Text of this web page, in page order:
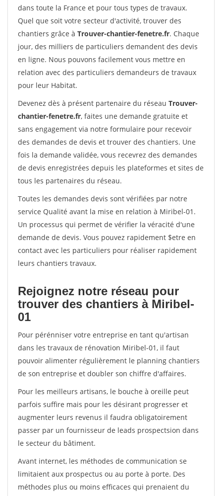
dans toute la France et pour tous types de travaux.
Quel que soit votre secteur d'activité, trouver des
chantiers grâce à Trouver-chantier-fenetre.fr. Chaque
jour, des milliers de particuliers demandent des devis
en ligne. Nous pouvons facilement vous mettre en
relation avec des particuliers demandeurs de travaux
pour leur Habitat.
Devenez dès à présent partenaire du réseau Trouver-
chantier-fenetre.fr, faites une demande gratuite et
sans engagement via notre formulaire pour recevoir
des demandes de devis et trouver des chantiers. Une
fois la demande validée, vous recevrez des demandes
de devis enregistrées depuis les plateformes et sites de
tous les partenaires du réseau.
Toutes les demandes devis sont vérifiées par notre
service Qualité avant la mise en relation à Miribel-01.
Un processus qui permet de vérifier la véracité d'une
demande de devis. Vous pouvez rapidement $etre en
contact avec les particuliers pour réaliser rapidement
leurs chantiers travaux.
Rejoignez notre réseau pour
trouver des chantiers à Miribel-
01
Pour pérénniser votre entreprise en tant qu'artisan
dans les travaux de rénovation Miribel-01, il faut
pouvoir alimenter régulièrement le planning chantiers
de son entreprise et doubler son chiffre d'affaires.
Pour les meilleurs artisans, le bouche à oreille peut
parfois suffire mais pour les désirant progresser et
augmenter leurs revenus il faudra obligatoirement
passer par un fournisseur de leads prospectsion dans
le secteur du bâtiment.
Avant internet, les méthodes de communication se
limitaient aux prospectus ou au porte à porte. Des
méthodes plus ou moins efficaces qui prenaient du